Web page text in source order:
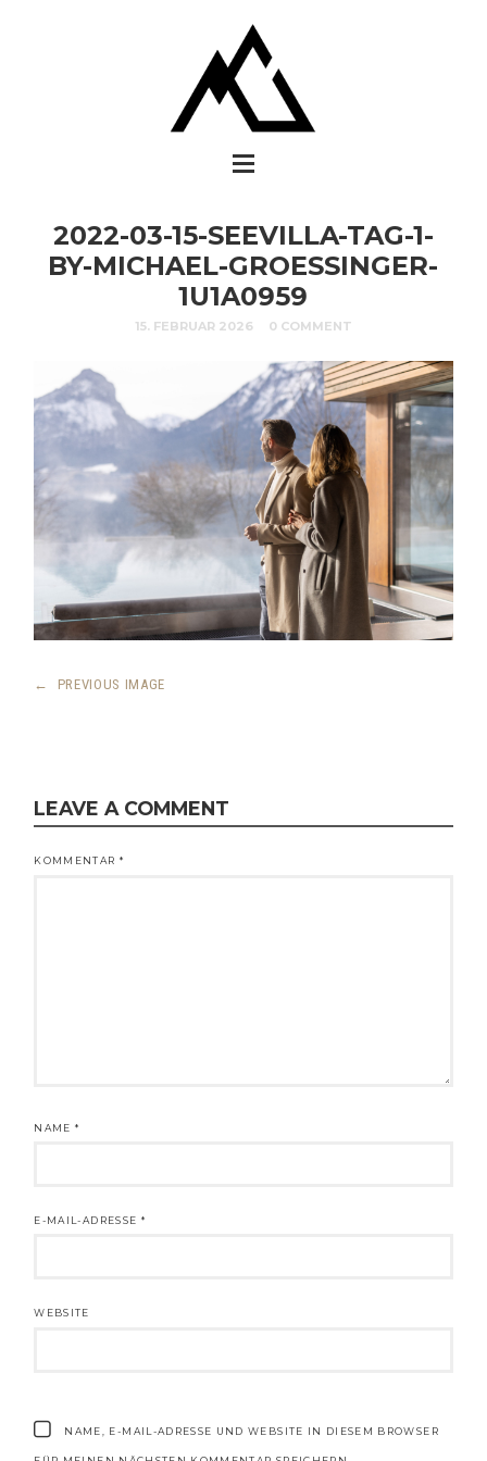
2022-03-15-SEEVILLA-TAG-1-
BY-MICHAEL-GROESSINGER-
1U1A0959
15. FEBRUAR 2026 0 COMMENT
← PREVIOUS IMAGE
LEAVE A COMMENT
KOMMENTAR *
NAME*
E-MAIL-ADRESSE *
WEBSITE
NAME, E-MAIL-ADRESSE UND WEBSITE IN DIESEM BROWSER